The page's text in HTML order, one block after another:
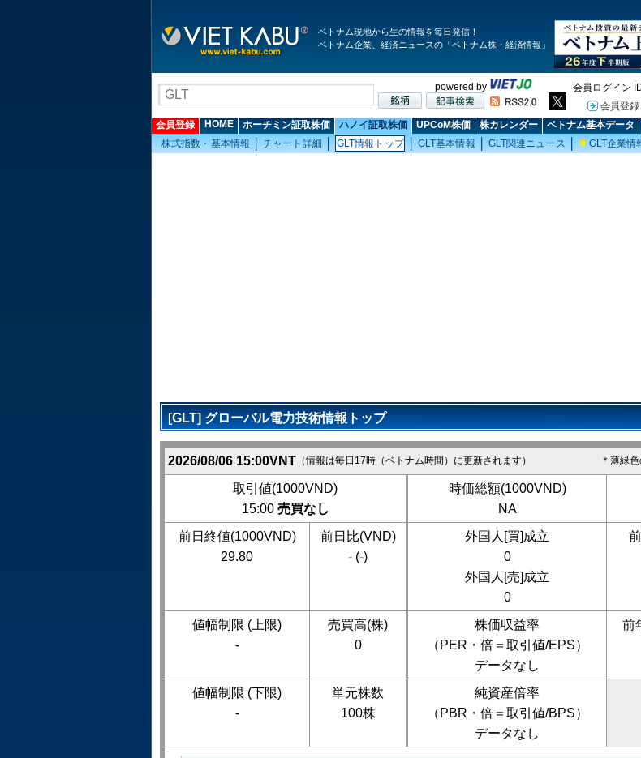
ベトナム現地から生の情報を毎日発信！
ベトナム企業、経済ニュースの「ベトナム株・経済情報」
powered by 会員ログイン
会員登
会員登録
HOME ホーチミン証取株価 ハノイ証取株価 UPCoM株価 株カレンダー ベトナム基本データ
株式指数・基本情報
チャート詳細 GLT情報トップ GLT基本情報 GLT関連ニュース GLT企業情
[GLT] グローバル電力技術情報トップ
＊薄緑
2026/08/06 15:00VNT （情報は毎日17時（ベトナム時間）に更新されます）
取引値(1000VND)
15:00 売買なし
時価総額(1000VND)
NA
前日終値(1000VND)
29.80
前日比(VND)
- (-)
外国人[買]成立
0
外国人[売]成立
0
値幅制限 (上限)
-
売買高(株)
0
株価収益率
（PER・倍＝取引値/EPS）
データなし
前
値幅制限 (下限)
-
単元株数
100株
純資産倍率
（PBR・倍＝取引値/BPS）
データなし